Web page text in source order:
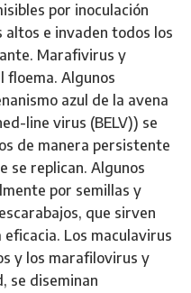
por inoculación
altos e invaden todos los
Marafivirus y
floema. Algunos
azul de la avena
line virus (BELV)) se
de manera persistente
se replican. Algunos
por semillas y
que sirven
Los maculavirus
y los marafilovirus y
se diseminan